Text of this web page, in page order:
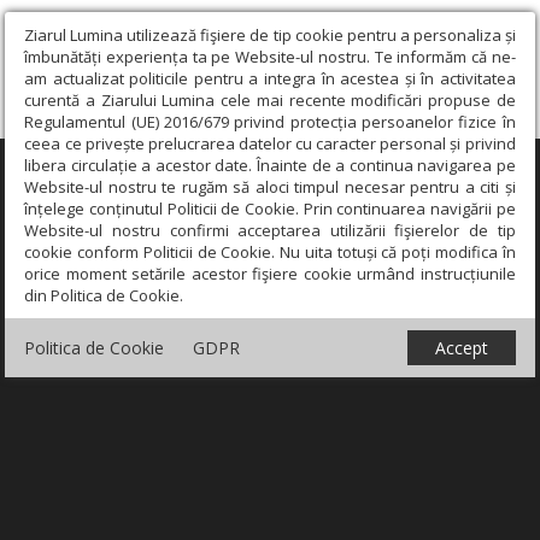
Ziarul Lumina utilizează fişiere de tip cookie pentru a personaliza și
îmbunătăți experiența ta pe Website-ul nostru. Te informăm că ne-
am actualizat politicile pentru a integra în acestea și în activitatea
curentă a Ziarului Lumina cele mai recente modificări propuse de
Regulamentul (UE) 2016/679 privind protecția persoanelor fizice în
ceea ce privește prelucrarea datelor cu caracter personal și privind
libera circulație a acestor date. Înainte de a continua navigarea pe
Website-ul nostru te rugăm să aloci timpul necesar pentru a citi și
înțelege conținutul Politicii de Cookie. Prin continuarea navigării pe
Website-ul nostru confirmi acceptarea utilizării fişierelor de tip
cookie conform Politicii de Cookie. Nu uita totuși că poți modifica în
orice moment setările acestor fişiere cookie urmând instrucțiunile
din Politica de Cookie.
Politica de Cookie GDPR Accept
×